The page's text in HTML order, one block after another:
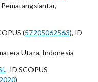
,
(57205062563), ID
Utara, Indonesia
, ID SCOPUS
)